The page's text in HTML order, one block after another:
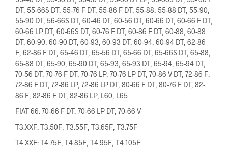
DT, 55-66S DT, 55-76 F DT, 55-86 F DT, 55-88, 55-88 DT, 55-90,
55-90 DT, 56-66S DT, 60-46 DT, 60-56 DT, 60-66 DT, 60-66 F DT,
60-66 LP DT, 60-66S DT, 60-76 F DT, 60-86 F DT, 60-88, 60-88
DT, 60-90, 60-90 DT, 60-93, 60-93 DT, 60-94, 60-94 DT, 62-86
F, 62-86 F DT, 65-46 DT, 65-56 DT, 65-66 DT, 65-66S DT, 65-88,
65-88 DT, 65-90, 65-90 DT, 65-93, 65-93 DT, 65-94, 65-94 DT,
70-56 DT, 70-76 F DT, 70-76 LP, 70-76 LP DT, 70-86 V DT, 72-86 F,
72-86 F DT, 72-86 LP, 72-86 LP DT, 80-66 F DT, 80-76 F DT, 82-
86 F, 82-86 F DT, 82-86 LP, L60, L65
FIAT 66: 70-66 F DT, 70-66 LP DT, 70-66 V
T3.XXF: T3.50F, T3.55F, T3.65F, T3.75F
T4.XXF: T4.75F, T4.85F, T4.95F, T4.105F